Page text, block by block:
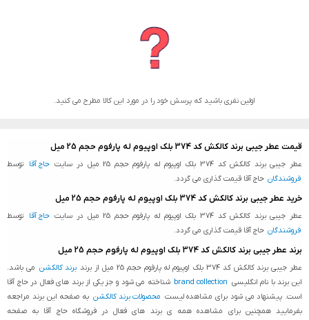
اولین نفری باشید که پرسش خود را در مورد این کالا مطرح می کنید.
قیمت عطر جیبی برند کالکش کد 374 بلک اوپیوم له پارفوم حجم 25 میل
عطر جیبی برند کالکش کد 374 بلک اوپیوم له پارفوم حجم 25 میل در سایت حاج آقا
توسط
فروشندگان حاج آقا قیمت گذاری می گردد.
خرید عطر جیبی برند کالکش کد 374 بلک اوپیوم له پارفوم حجم 25 میل
عطر جیبی برند کالکش کد 374 بلک اوپیوم له پارفوم حجم 25 میل در سایت حاج آقا
توسط
فروشندگان حاج آقا قیمت گذاری می گردد.
برند عطر جیبی برند کالکش کد 374 بلک اوپیوم له پارفوم حجم 25 میل
عطر جیبی برند کالکش کد 374 بلک اوپیوم له پارفوم حجم 25 میل از برند برند کالکشن می باشد.
این برند با نام انگلیسی brand collection شناخته می شود و جز یکی از برند های فعال در حاج آقا
است. پیشنهاد می شود برای مشاهده لیست محصولات برند کالکشن به صفحه این برند مراجعه
بفرمایید همچنین برای مشاهده همه ی برند های فعال در فروشگاه حاج آقا به صفحه